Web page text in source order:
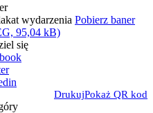
Pobierz baner
95,04 kB)
się
DrukujPokaż QR kod